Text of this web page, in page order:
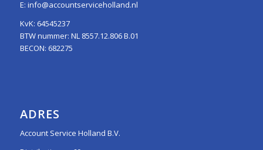
E: info@accountserviceholland.nl
KvK: 64545237
BTW nummer: NL 8557.12.806 B.01
BECON: 682275
ADRES
Account Service Holland B.V.